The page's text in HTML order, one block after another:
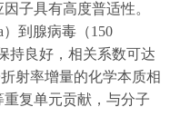
子具有高度普适性。
到腺病毒（150
持良好，相关系数可达
射率增量的化学本质相
复单元贡献，与分子